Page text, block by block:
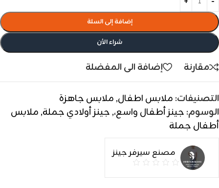
إضافة إلى السلة
شراء الأن
مقارنة إضافة الى المفضلة
التصنيفات: ملابس اطفال, ملابس جاهزة
الوسوم: جينز أطفال واسع،, جينز أولادي جملة, ملابس
أطفال جملة
مصنع سيرفر جينز